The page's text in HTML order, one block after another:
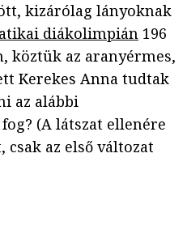
kizárólag lányoknak
diákolimpián 196
köztük az aranyérmes,
Kerekes Anna tudtak
az alábbi
(A látszat ellenére
csak az első változat